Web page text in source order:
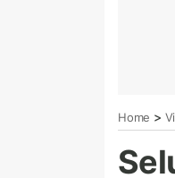
Home >